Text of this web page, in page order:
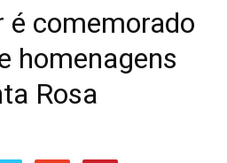
é comemorado
homenagens
Rosa